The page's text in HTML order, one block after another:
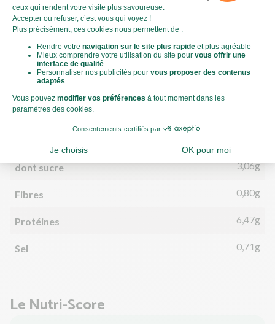
Énergie (kJ)
Énergie (kCal) 140kCal
Matières grasses
dont acides gras saturés
Glucides 18,75g
dont sucre 3,06g
Fibres 0,80g
Protéines 6,47g
Sel 0,71g
Le Nutri-Score